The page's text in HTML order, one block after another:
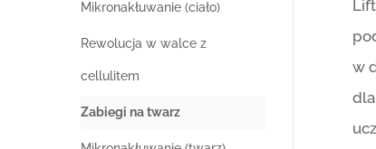
Mikronakłuwanie (ciało)
Rewolucja w walce z
cellulitem
Zabiegi na twarz
w